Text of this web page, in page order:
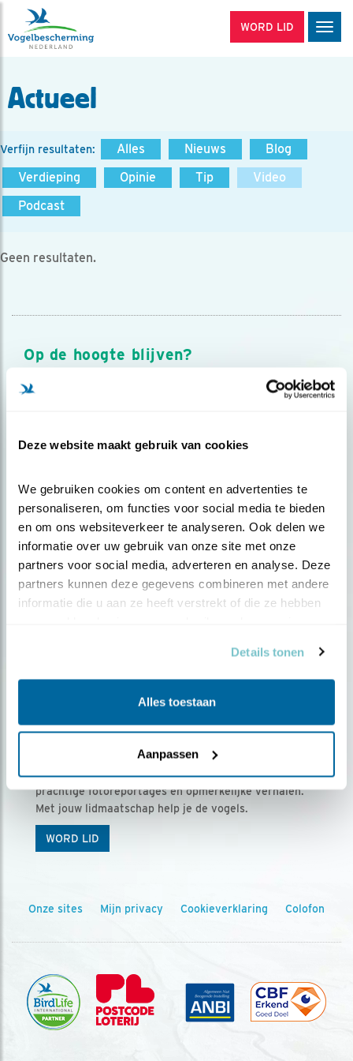
Deze website maakt gebruik van cookies
We gebruiken cookies om content en advertenties te
personaliseren, om functies voor social media te bieden
en om ons websiteverkeer te analyseren. Ook delen we
informatie over uw gebruik van onze site met onze
partners voor social media, adverteren en analyse. Deze
partners kunnen deze gegevens combineren met andere
informatie die u aan ze heeft verstrekt of die ze hebben
Details tonen
Alles toestaan
Aanpassen
WORD LID
Actueel
Verfijn resultaten: Alles Nieuws
Blog
Verdieping
Opinie Tip
Video
Podcast
Geen resultaten.
Op de hoogte blijven?
Meld je aan en ontvang nieuws, inspiratie, acties en tips
over vogels en activiteiten van Vogelbescherming.
Ontvang 5 x Vogels voor € 36,00 per jaar
Vogels is het tijdschrift voor onze leden, met
prachtige fotoreportages en opmerkelijke verhalen.
Met jouw lidmaatschap help je de vogels.
WORD LID
Onze sites Mijn privacy Cookieverklaring Colofon